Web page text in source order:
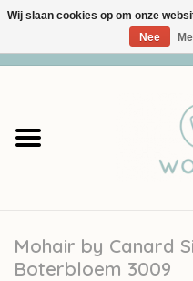
Garens
Accessoires
Mohair by Canard
Boterbloem 3009
Wij slaan cookies op om onze
Nee